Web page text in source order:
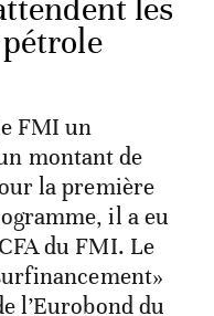
les
FMI un
montant de
la première
il a eu
du FMI. Le
l’Eurobond du